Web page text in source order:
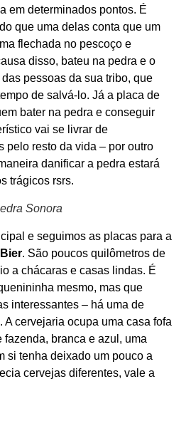
em determinados pontos. É
que uma delas conta que um
flechada no pescoço e
disso, bateu na pedra e o
pessoas da sua tribo, que
de salvá-lo. Já a placa de
bater na pedra e conseguir
vai se livrar de
pelo resto da vida – por outro
danificar a pedra estará
trágicos rsrs.
Sonora
e seguimos as placas para a
. São poucos quilômetros de
a chácaras e casas lindas. É
mesmo, mas que
interessantes – há uma de
A cervejaria ocupa uma casa fofa
branca e azul, uma
si tenha deixado um pouco a
cervejas diferentes, vale a